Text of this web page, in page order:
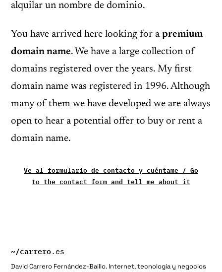
alquilar un nombre de dominio.
You have arrived here looking for a premium
domain name. We have a large collection of
domains registered over the years. My first
domain name was registered in 1996. Although
many of them we have developed we are always
open to hear a potential offer to buy or rent a
domain name.
Ve al formulario de contacto y cuéntame / Go
to the contact form and tell me about it
~/carrero.es
David Carrero Fernández-Baillo. Internet, tecnología y negocios